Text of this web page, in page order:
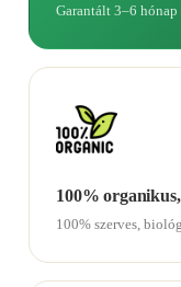
Garantált 3–6
100%
100% szerves,